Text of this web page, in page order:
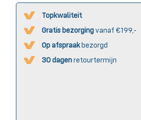
Topkwaliteit
Gratis bezorging vanaf €199,-
Op afspraak bezorgd
30 dagen retourtermijn